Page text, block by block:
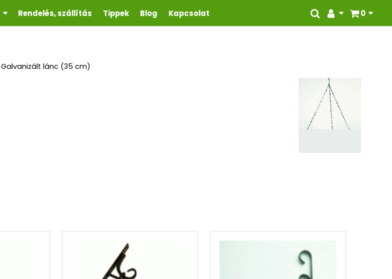
0
Rendelés, szállítás Tippek Blog Kapcsolat
Galvanizált lánc (35 cm)